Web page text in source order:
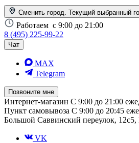
Сменить город. Текущий выбранный
Работаем с 9:00 до 21:00
8 (495) 225-99-22
Чат
MAX
Telegram
Позвоните мне
Интернет-магазин С 9:00 до 21:00
Пункт самовывоза С 9:00 до 20:45
Большой Саввинский переулок,
VK